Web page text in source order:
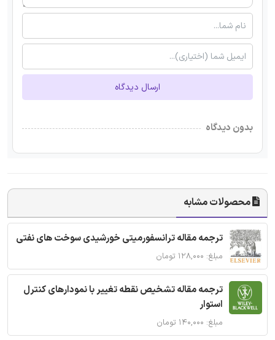
ارسال دیدگاه
بدون دیدگاه
محصولات مشابه
ترجمه مقاله ترانسفورمیتی خورشیدی سوخت های نفتی
مبلغ: ۱۲۸,۰۰۰ تومان
ترجمه مقاله تشخیص نقطه تغییر با نمودارهای کنترل
استوار
مبلغ: ۱۴۰,۰۰۰ تومان